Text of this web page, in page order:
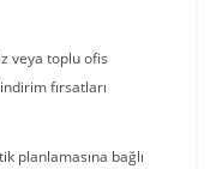
veya toplu ofis
fırsatları
planlamasına bağlı